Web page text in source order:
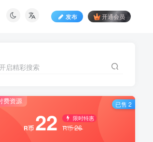
发布 开通会员
启精彩搜索
费资源
R币 22 限时特惠
R币26
已售 2